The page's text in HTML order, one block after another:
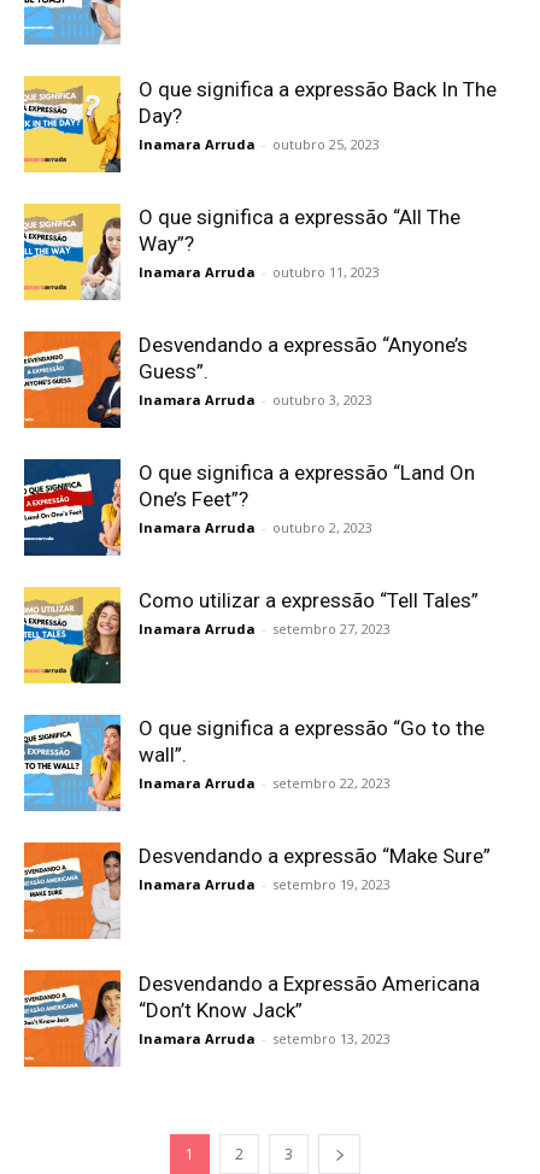
O que significa a expressão Back In The
Day?
Inamara Arruda - outubro 25, 2023
O que significa a expressão “All The
Way”?
Inamara Arruda - outubro 11, 2023
Desvendando a expressão “Anyone’s
Guess”.
Inamara Arruda - outubro 3, 2023
O que significa a expressão “Land On
One’s Feet”?
Inamara Arruda - outubro 2, 2023
Como utilizar a expressão “Tell Tales”
Inamara Arruda - setembro 27, 2023
O que significa a expressão “Go to the
wall”.
Inamara Arruda - setembro 22, 2023
Desvendando a expressão “Make Sure”
Inamara Arruda - setembro 19, 2023
Desvendando a Expressão Americana
“Don’t Know Jack”
Inamara Arruda - setembro 13, 2023
1 2 3